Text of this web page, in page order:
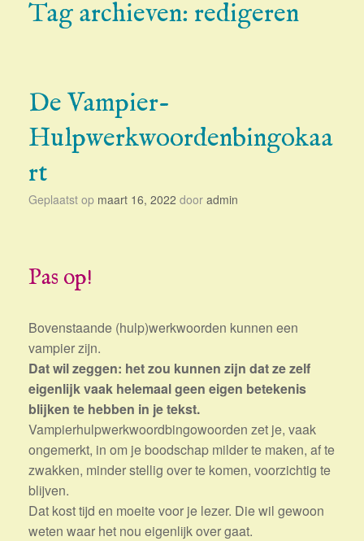
Tag archieven: redigeren
De Vampier-
Hulpwerkwoordenbingokaa
rt
Geplaatst op maart 16, 2022 door admin
Pas op!
Bovenstaande (hulp)werkwoorden kunnen een
vampier zijn.
Dat wil zeggen: het zou kunnen zijn dat ze zelf
eigenlijk vaak helemaal geen eigen betekenis
blijken te hebben in je tekst.
Vampierhulpwerkwoordbingowoorden zet je, vaak
ongemerkt, in om je boodschap milder te maken, af te
zwakken, minder stellig over te komen, voorzichtig te
blijven.
Dat kost tijd en moeite voor je lezer. Die wil gewoon
weten waar het nou eigenlijk over gaat.